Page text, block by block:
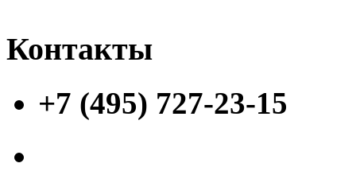
Контакты
+7 (495) 727-23-15